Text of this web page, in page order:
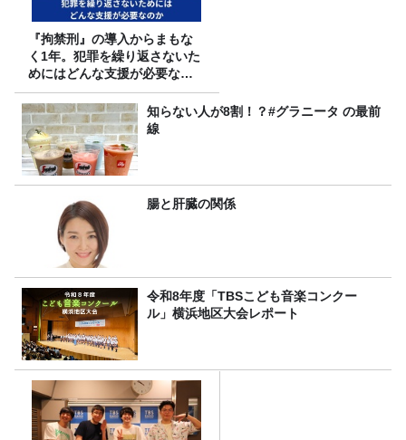
『拘禁刑』の導入からまもな
く1年。犯罪を繰り返さないた
めにはどんな支援が必要なの
か
知らない人が8割！？#グラニータ の最前
線
腸と肝臓の関係
令和8年度「TBSこども音楽コンクー
ル」横浜地区大会レポート